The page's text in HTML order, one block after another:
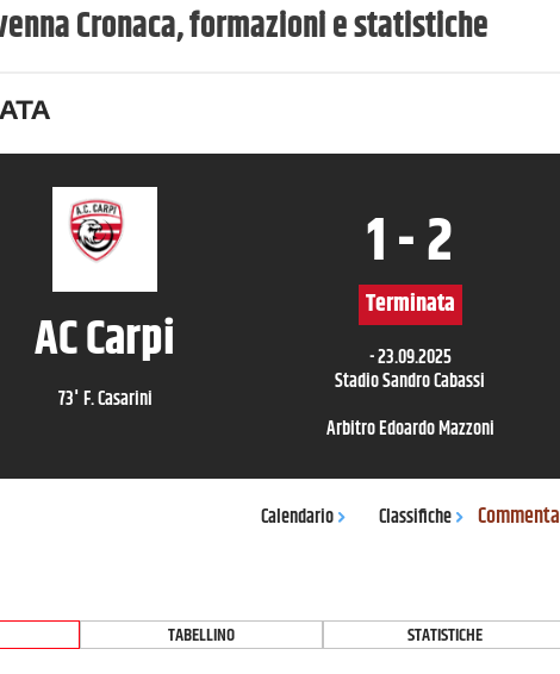
Cronaca, formazioni e statistiche
AC Carpi
73' F. Casarini
1-2
Terminata
-23.09.2025
Stadio Sandro Cabassi
ArbitroEdoardo Mazzoni
Calendario Classifiche Commenta
TABELLINO STATISTICHE